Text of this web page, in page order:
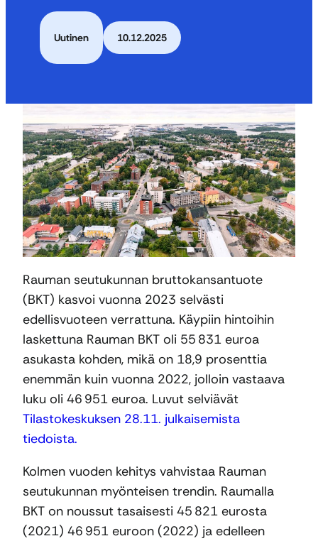
Uutinen 10.12.2025
Rauman seutukunnan bruttokansantuote
(BKT) kasvoi vuonna 2023 selvästi
edellisvuoteen verrattuna. Käypiin hintoihin
laskettuna Rauman BKT oli 55 831 euroa
asukasta kohden, mikä on 18,9 prosenttia
enemmän kuin vuonna 2022, jolloin vastaava
luku oli 46 951 euroa. Luvut selviävät
Tilastokeskuksen 28.11. julkaisemista
tiedoista.
Kolmen vuoden kehitys vahvistaa Rauman
seutukunnan myönteisen trendin. Raumalla
BKT on noussut tasaisesti 45 821 eurosta
(2021) 46 951 euroon (2022) ja edelleen